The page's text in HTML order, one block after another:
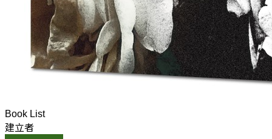
Book List
建立者